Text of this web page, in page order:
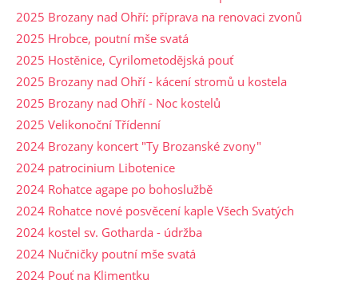
2025 Brozany nad Ohří: příprava na renovaci zvonů
2025 Hrobce, poutní mše svatá
2025 Hostěnice, Cyrilometodějská pouť
2025 Brozany nad Ohří - kácení stromů u kostela
2025 Brozany nad Ohří - Noc kostelů
2025 Velikonoční Třídenní
2024 Brozany koncert "Ty Brozanské zvony"
2024 patrocinium Libotenice
2024 Rohatce agape po bohoslužbě
2024 Rohatce nové posvěcení kaple Všech Svatých
2024 kostel sv. Gotharda - údržba
2024 Nučničky poutní mše svatá
2024 Pouť na Klimentku